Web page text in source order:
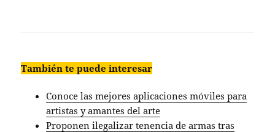
También te puede interesar
Conoce las mejores aplicaciones móviles para
artistas y amantes del arte
Proponen ilegalizar tenencia de armas tras